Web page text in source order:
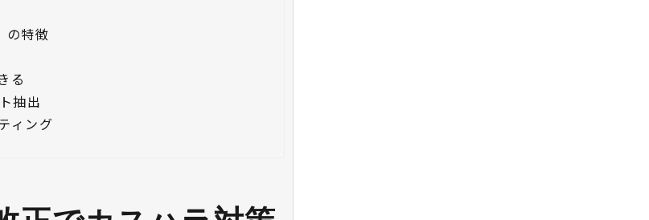
特徴
る
抽出
ィング